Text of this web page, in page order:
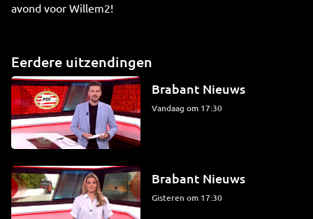
avond voor Willem2!
Eerdere uitzendingen
Brabant Nieuws
Vandaag om 17:30
Brabant Nieuws
Gisteren om 17:30